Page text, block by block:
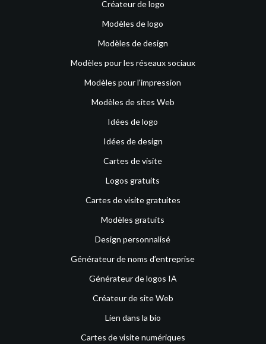
Créateur de logo
Modèles de logo
Modèles de design
Modèles pour les réseaux sociaux
Modèles pour l'impression
Modèles de sites Web
Idées de logo
Idées de design
Cartes de visite
Logos gratuits
Cartes de visite gratuites
Modèles gratuits
Design personnalisé
Générateur de noms d’entreprise
Générateur de logos IA
Créateur de site Web
Lien dans la bio
Cartes de visite numériques